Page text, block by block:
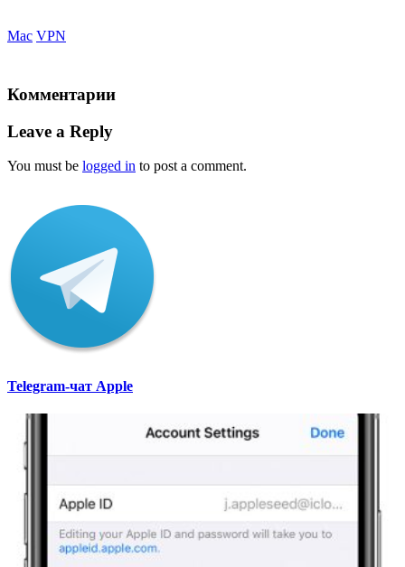
Mac VPN
Комментарии
Leave a Reply
You must be logged in to post a comment.
Telegram-чат Apple